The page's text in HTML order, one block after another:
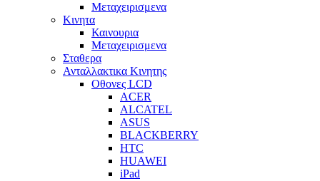
Μεταχειρισμενα
Κινητα
Καινουρια
Μεταχειρισμενα
Σταθερα
Ανταλλακτικα Κινητης
Οθονες LCD
ACER
ALCATEL
ASUS
BLACKBERRY
HTC
HUAWEI
iPad